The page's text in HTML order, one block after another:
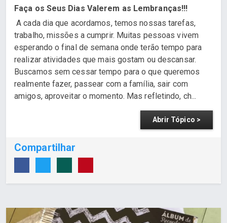
Faça os Seus Dias Valerem as Lembranças!!!
A cada dia que acordamos, temos nossas tarefas,
trabalho, missões a cumprir. Muitas pessoas vivem
esperando o final de semana onde terão tempo para
realizar atividades que mais gostam ou descansar.
Buscamos sem cessar tempo para o que queremos
realmente fazer, passear com a família, sair com
amigos, aproveitar o momento. Mas refletindo, ch...
Abrir Tópico >
Compartilhar